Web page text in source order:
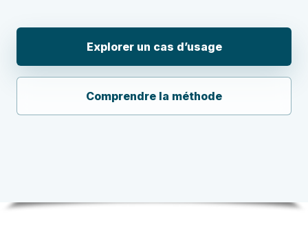
Explorer un cas d’usage
Comprendre la méthode